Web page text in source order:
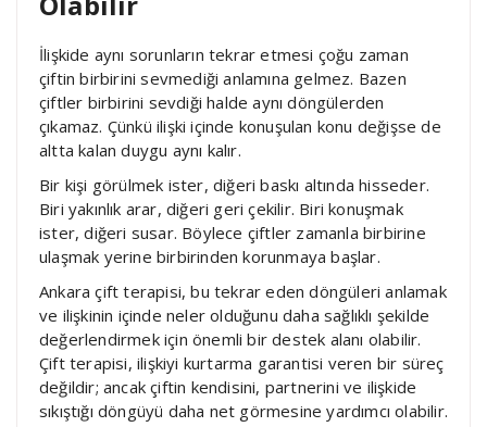
İlişkide aynı sorunların tekrar etmesi çoğu zaman
çiftin birbirini sevmediği anlamına gelmez. Bazen
çiftler birbirini sevdiği halde aynı döngülerden
çıkamaz. Çünkü ilişki içinde konuşulan konu değişse de
altta kalan duygu aynı kalır.
Bir kişi görülmek ister, diğeri baskı altında hisseder.
Biri yakınlık arar, diğeri geri çekilir. Biri konuşmak
ister, diğeri susar. Böylece çiftler zamanla birbirine
ulaşmak yerine birbirinden korunmaya başlar.
Ankara çift terapisi, bu tekrar eden döngüleri anlamak
ve ilişkinin içinde neler olduğunu daha sağlıklı şekilde
değerlendirmek için önemli bir destek alanı olabilir.
Çift terapisi, ilişkiyi kurtarma garantisi veren bir süreç
değildir; ancak çiftin kendisini, partnerini ve ilişkide
sıkıştığı döngüyü daha net görmesine yardımcı olabilir.